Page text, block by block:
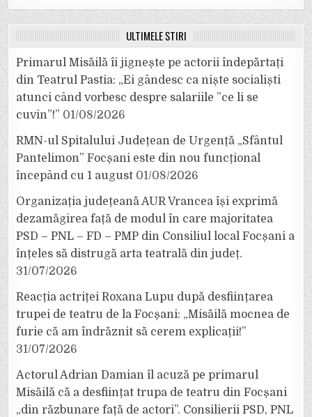
ULTIMELE ȘTIRI
Primarul Misăilă îi jignește pe actorii îndepărtați
din Teatrul Pastia: „Ei gândesc ca niște socialiști
atunci când vorbesc despre salariile ”ce li se
cuvin”!” 01/08/2026
RMN-ul Spitalului Județean de Urgență „Sfântul
Pantelimon” Focșani este din nou funcțional
începând cu 1 august 01/08/2026
Organizația județeană AUR Vrancea își exprimă
dezamăgirea față de modul în care majoritatea
PSD – PNL – FD – PMP din Consiliul local Focșani a
înțeles să distrugă arta teatrală din județ.
31/07/2026
Reacția actriței Roxana Lupu după desființarea
trupei de teatru de la Focșani: „Misăilă mocnea de
furie că am îndrăznit să cerem explicații!”
31/07/2026
Actorul Adrian Damian îl acuză pe primarul
Misăilă că a desființat trupa de teatru din Focșani
„din răzbunare față de actori”. Consilierii PSD, PNL